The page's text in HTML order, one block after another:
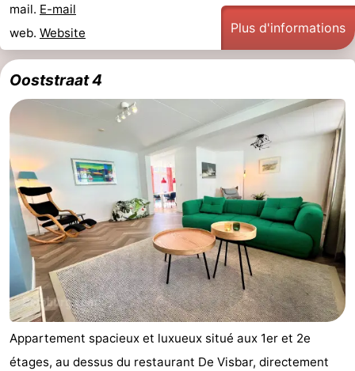
mail. E-mail
web. Website Plus d'informations
Ooststraat 4
Appartement spacieux et luxueux situé aux 1er et 2e
étages, au dessus du restaurant De Visbar, directement